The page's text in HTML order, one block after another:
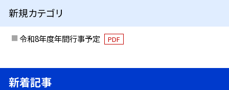
新規カテゴリ
令和8年度年間行事予定 PDF
新着記事